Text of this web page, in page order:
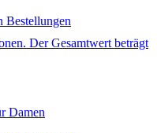
Bestellungen
Der Gesamtwert beträgt
Damen